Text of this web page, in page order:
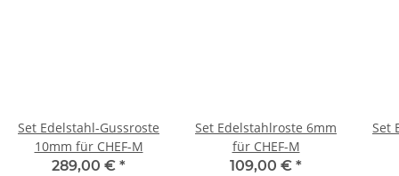
Set Edelstahl-Gussroste
10mm für CHEF-M
289,00 € *
Set Edelstahlroste 6mm
für CHEF-M
109,00 € *
Set